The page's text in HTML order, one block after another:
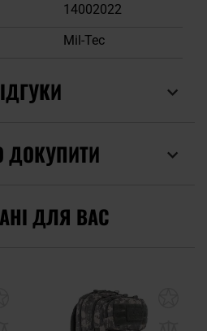
14002022
Mil-Tec
ДОКУПИТИ
ДЛЯ ВАС